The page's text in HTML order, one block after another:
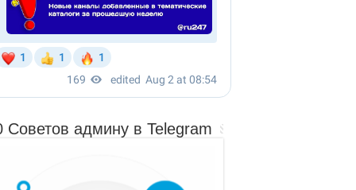
Советов админу в Telegram